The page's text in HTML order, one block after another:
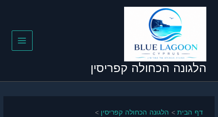
הלגונה הכחולה קפריסין
דף הבית
הלגונה הכחולה קפריסין